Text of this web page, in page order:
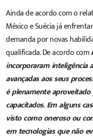
Ainda de acordo com o
México e Suécia já
demanda por novas
qualificada. De acordo com
incorporaram inteligência
avançadas aos seus
é plenamente
capacitados. Em alguns
visto como oneroso ou
em tecnologias que não